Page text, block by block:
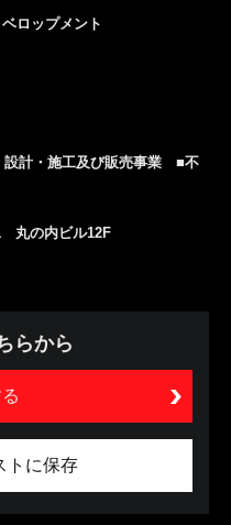
ロップメント
設計・施工及び販売事業 ■不
丸の内ビル12F
らから
トに保存